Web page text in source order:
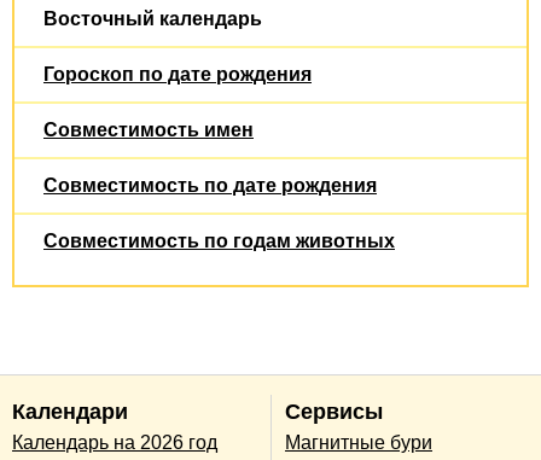
Восточный календарь
Гороскоп по дате рождения
Совместимость имен
Совместимость по дате рождения
Совместимость по годам животных
Календари
Календарь на 2026 год
Сервисы
Магнитные бури